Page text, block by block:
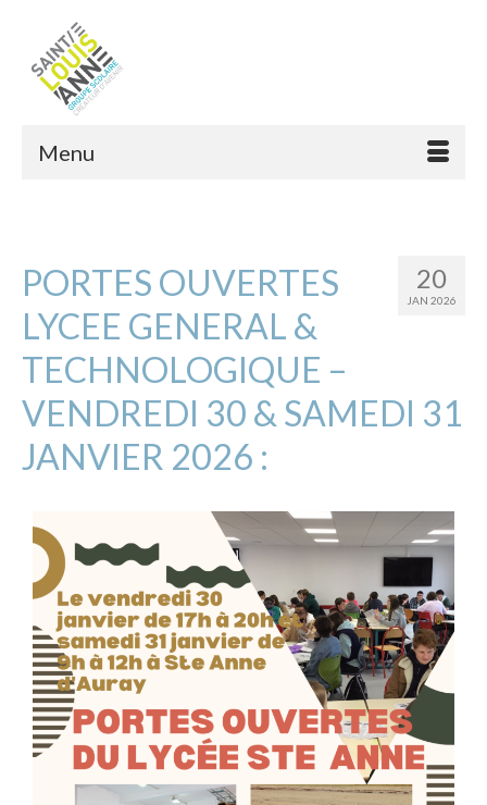
Menu
20
JAN 2026
PORTES OUVERTES
LYCEE GENERAL &
TECHNOLOGIQUE –
VENDREDI 30 & SAMEDI 31
JANVIER 2026 :